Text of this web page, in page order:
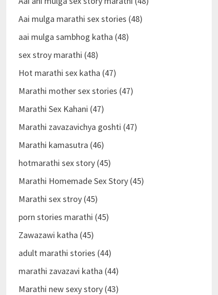
Aai mulga marathi sex stories (48)
aai mulga sambhog katha (48)
sex stroy marathi (48)
Hot marathi sex katha (47)
Marathi mother sex stories (47)
Marathi Sex Kahani (47)
Marathi zavazavichya goshti (47)
Marathi kamasutra (46)
hotmarathi sex story (45)
Marathi Homemade Sex Story (45)
Marathi sex stroy (45)
porn stories marathi (45)
Zawazawi katha (45)
adult marathi stories (44)
marathi zavazavi katha (44)
Marathi new sexy story (43)